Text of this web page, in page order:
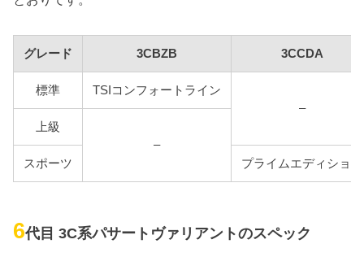
グレード 3CBZB 3CCDA
標準
TSIコンフォートライン
–
上級
–
スポーツ
プライムエディション
6代目 3C系パサートヴァリアントのスペック